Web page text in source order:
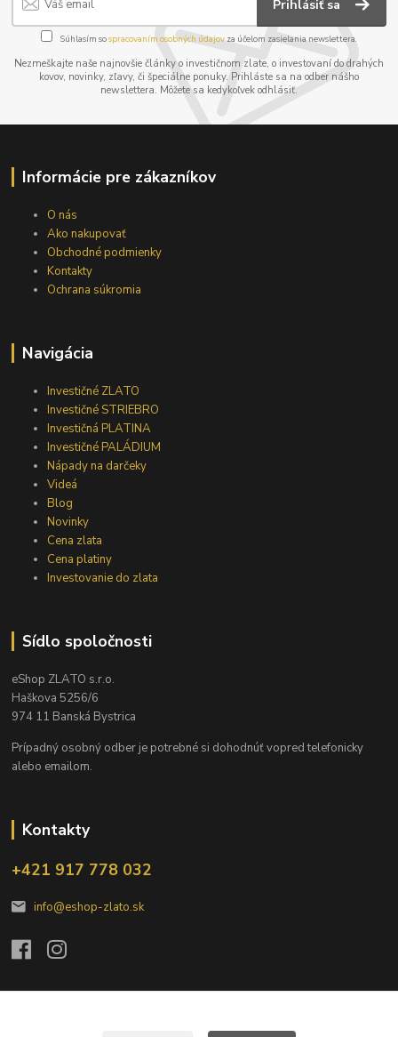
Prihlásiť sa
Súhlasím sospracovaním osobných údajov za účelom zasielania newslettera.
Nezmeškajte naše najnovšie články o investičnom zlate, o investovaní do drahých
kovov, novinky, zľavy, či špeciálne ponuky. Prihláste sa na odber nášho
newslettera. Môžete sa kedykoľvek odhlásiť.
Informácie pre zákazníkov
O nás
Ako nakupovať
Obchodné podmienky
Kontakty
Ochrana súkromia
Navigácia
Investičné ZLATO
Investičné STRIEBRO
Investičná PLATINA
Investičné PALÁDIUM
Nápady na darčeky
Videá
Blog
Novinky
Cena zlata
Cena platiny
Investovanie do zlata
Sídlo spoločnosti
eShop ZLATO s.r.o.
Haškova 5256/6
974 11 Banská Bystrica
Prípadný osobný odber je potrebné si dohodnúť vopred telefonicky
alebo emailom.
Kontakty
+421 917 778 032
info@eshop-zlato.sk
eShop ZLATO je internetovým obchodom s investičným zlatom a striebrom.